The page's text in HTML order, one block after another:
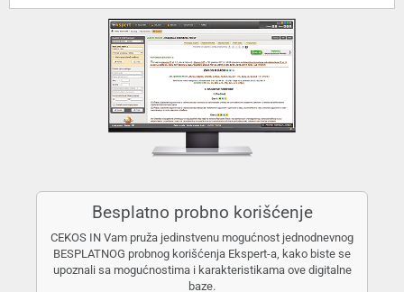
Besplatno probno korišćenje
CEKOS IN Vam pruža jedinstvenu mogućnost jednodnevnog
BESPLATNOG probnog korišćenja Ekspert-a, kako biste se
upoznali sa mogućnostima i karakteristikama ove digitalne
baze.